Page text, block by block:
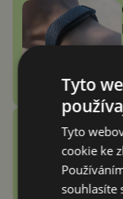
Tyto
Tyto
cookie ke
souhlasíte